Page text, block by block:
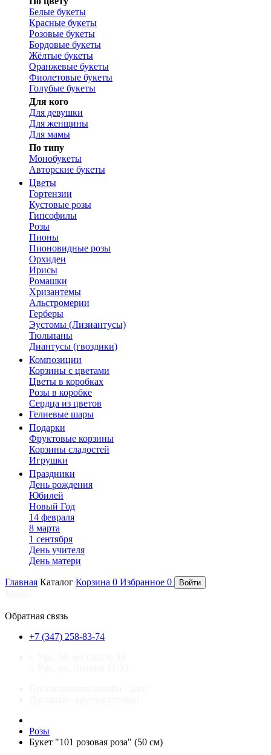
Белые букеты
Красные букеты
Розовые букеты
Бордовые букеты
Жёлтые букеты
Оранжевые букеты
Фиолетовые букеты
Голубые букеты
Для кого
Для девушки
Для женщины
Для мамы
По типу
Монобукеты
Авторские букеты
Цветы
Гортензии
Кустовые розы
Гипсофилы
Розы
Пионы
Пионовидные розы
Орхидеи
Ирисы
Ромашки
Хризантемы
Альстромерии
Герберы
Эустомы (Лизиантусы)
Тюльпаны
Диантусы (гвоздики)
Композиции
Корзины с цветами
Цветы в коробках
Розы в коробке
Сердца из цветов
Гелиевые шары
Подарки
Фруктовые корзины
Корзины сладостей
Игрушки
Праздники
День рождения
Юбилей
Новый Год
14 февраля
8 марта
1 сентября
День учителя
День матери
Главная Каталог Корзина 0 Избранное 0 Войти
Обратная связь
+7 (347) 258-83-74
Розы
Букет "101 розовая роза" (50 см)